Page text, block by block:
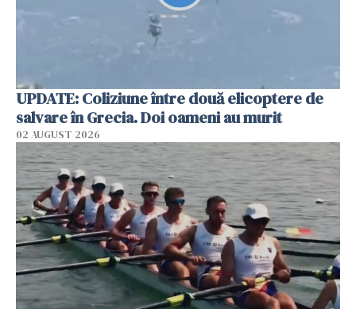
UPDATE: Coliziune între două elicoptere de
salvare în Grecia. Doi oameni au murit
02 AUGUST 2026